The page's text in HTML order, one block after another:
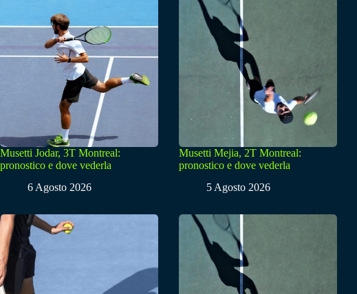
Musetti Jodar, 3T Montreal:
pronostico e dove vederla
6 Agosto 2026
Musetti Mejia, 2T Montreal:
pronostico e dove vederla
5 Agosto 2026